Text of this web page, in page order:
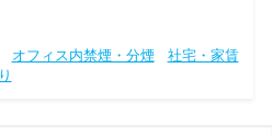
オフィス内禁煙・分煙
社宅・家賃